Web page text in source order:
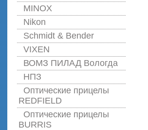
MINOX
Nikon
Schmidt & Bender
VIXEN
ВОМЗ ПИЛАД Вологда
НПЗ
Оптические прицелы
REDFIELD
Оптические прицелы
BURRIS